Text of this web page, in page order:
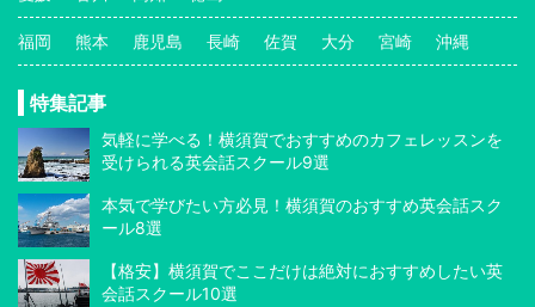
福岡 熊本 鹿児島 長崎 佐賀 大分 宮崎 沖縄
特集記事
気軽に学べる！横須賀でおすすめのカフェレッスンを
受けられる英会話スクール9選
本気で学びたい方必見！横須賀のおすすめ英会話スク
ール8選
【格安】横須賀でここだけは絶対におすすめしたい英
会話スクール10選